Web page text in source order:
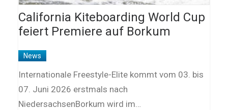
California Kiteboarding World Cup
feiert Premiere auf Borkum
News
Internationale Freestyle-Elite kommt vom 03. bis
07. Juni 2026 erstmals nach
NiedersachsenBorkum wird im…